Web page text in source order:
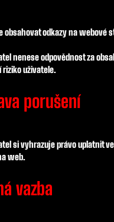
obsahovat odkazy na
nenese odpovědnost za
uživatele.
porušení
si vyhrazuje právo uplatnit
web.
vazba